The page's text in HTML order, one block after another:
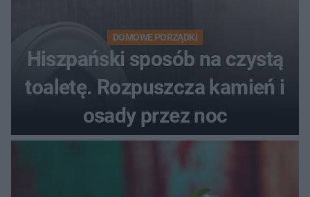
DOMOWE PORZĄDKI
Hiszpański sposób na czystą
toaletę. Rozpuszcza kamień i
osady przez noc